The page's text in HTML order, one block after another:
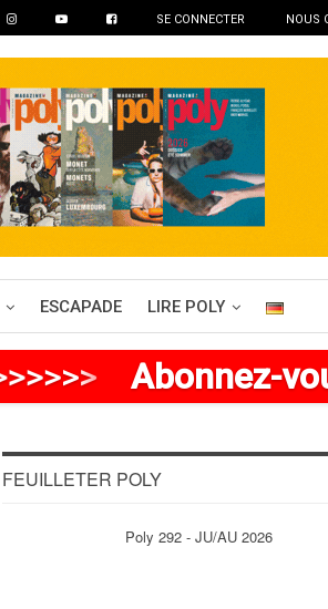
SE CONNECTER NOUS
ESCAPADE LIRE POLY
>>>> Abonnez-
FEUILLETER POLY
Poly 292 - JU/AU 2026